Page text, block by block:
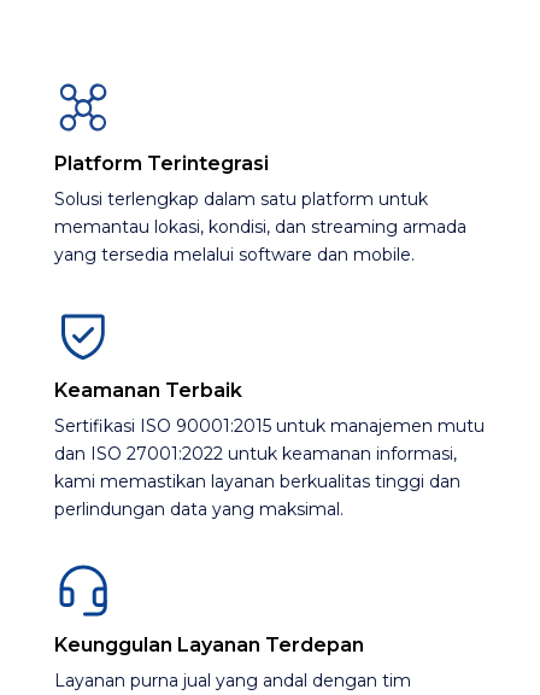
Platform Terintegrasi
Solusi terlengkap dalam satu platform untuk
memantau lokasi, kondisi, dan streaming armada
yang tersedia melalui software dan mobile.​
Keamanan Terbaik
Sertifikasi ISO 90001:2015 untuk manajemen mutu
dan ISO 27001:2022 untuk keamanan informasi,
kami memastikan layanan berkualitas tinggi dan
perlindungan data yang maksimal.
Keunggulan Layanan Terdepan
Layanan purna jual yang andal dengan tim